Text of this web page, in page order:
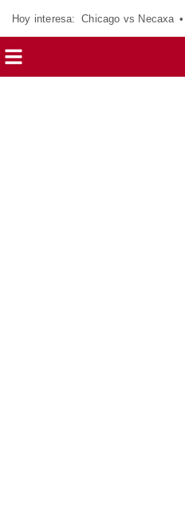
Hoy interesa: Chicago vs Necaxa